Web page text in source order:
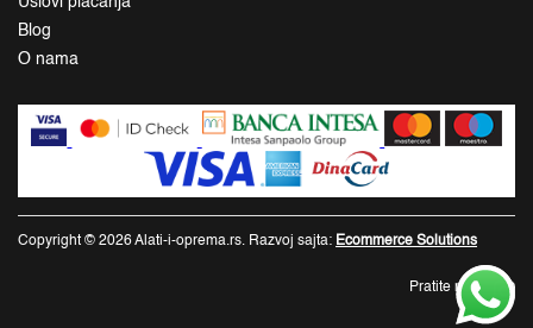
Blog
O nama
Copyright © 2026 Alati-i-oprema.rs. Razvoj sajta: Ecommerce Solutions
Pratite nas: